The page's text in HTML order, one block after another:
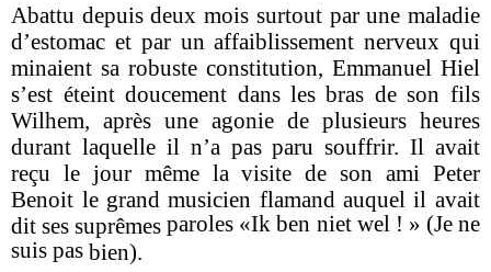
Abattu depuis deux mois surtout par une maladie
d’estomac et par un affaiblissement nerveux qui
minaient sa robuste constitution, Emmanuel Hiel
s’est éteint doucement dans les bras de son fils
Wilhem, après une agonie de plusieurs heures
durant laquelle il n’a pas paru souffrir. Il avait
reçu le jour même la visite de son ami Peter
Benoit le grand musicien flamand auquel il avait
dit ses suprêmesparoles «Ik ben niet wel ! » (Je ne
suis pasbien).